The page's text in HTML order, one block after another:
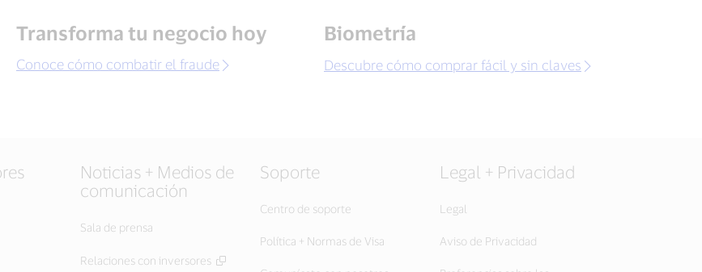
Transforma tu negocio hoy
Conoce cómo combatir el fraude
Biometría
Descubre cómo comprar fácil y sin claves
Noticias + Medios de
comunicación
Sala de prensa
Relaciones con inversores
Soporte
Centro de soporte
Política + Normas de Visa
Legal + Privacidad
Legal
Aviso de Privacidad